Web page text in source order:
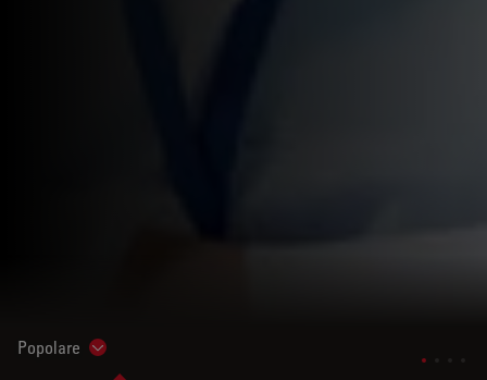
Popolare Show subnavigation